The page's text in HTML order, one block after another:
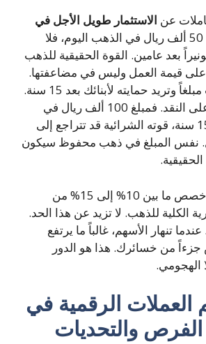
عن الاستثمار طويل الأجل في
. إذا وضعت 50 ألف ريال في الذهب اليوم، فلا
بعد عامين. القوة الحقيقية للذهب
قيمة العمل وليس في مضاعفتها.
لنفترض أنك ورثت مبلغاً وتريد حمايته لأبنائك بعد 15 سنة.
هنا يتفوق الذهب على النقد. فمبلغ 100 ألف ريال في
الخزانة الآن، بعد 15 سنة، قوته الشرائية قد تتراجع إلى
نفس المبلغ في ذهب محفوظ سيكون
النصيحة الواقعية: خصص ما بين 10% إلى 15% من
الكلية للذهب. لا تزيد عن هذا الحد.
تنهار الأسهم، غالباً ما يرتفع
من خسائرك. هذا هو الدور
الهجومي.
الرقمية في
والتحديات